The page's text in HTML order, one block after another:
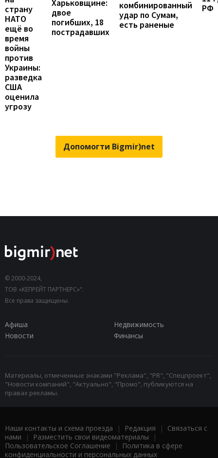
страну
НАТО
ещё во
время
войны
против
Украины:
разведка
США
оценила
угрозу
Харьковщине:
двое
погибших, 18
пострадавших
комбинированный
удар по Сумам,
есть раненые
РФ
Допомогти Bigmir)net
© 2000-2024,
ТОВ «КЕПРЕЙТ ПАРТНЕРС»".
Все права защищены.
Афиша
Недвижимость
Новости
Финансы
Материалы, отмеченные знаками "Реклама", "PR", "Спецпроект",
"Новости компаний", "Актуально", "Промо", публикуются на
правах рекламы.
Наши контакты и схема проезда | Редакция | Связаться с
нами | Разместить свои видеоматериалы |
Пользовательское Соглашение |
Политика в сфере
конфиденциальности и персональных данных